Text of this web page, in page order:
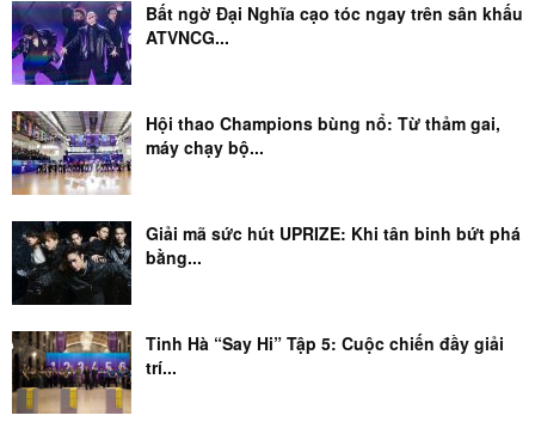
Bất ngờ Đại Nghĩa cạo tóc ngay trên sân khấu
ATVNCG...
Hội thao Champions bùng nổ: Từ thảm gai,
máy chạy bộ...
Giải mã sức hút UPRIZE: Khi tân binh bứt phá
bằng...
Tinh Hà “Say Hi” Tập 5: Cuộc chiến đầy giải
trí...